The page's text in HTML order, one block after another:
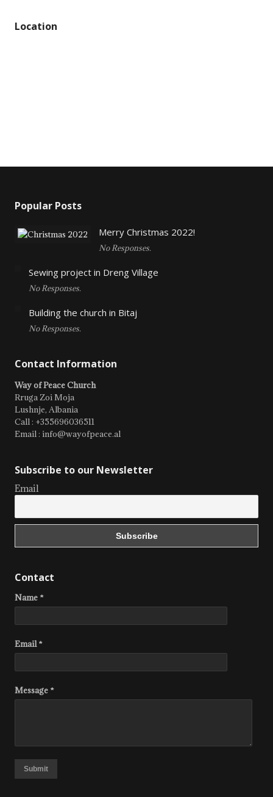
Location
Popular Posts
Merry Christmas 2022!
No Responses.
Sewing project in Dreng Village
No Responses.
Building the church in Bitaj
No Responses.
Contact Information
Way of Peace Church
Rruga Zoi Moja
Lushnje, Albania
Call : +355696036511
Email : info@wayofpeace.al
Subscribe to our Newsletter
Email
Contact
Name *
Email *
Message *
Submit